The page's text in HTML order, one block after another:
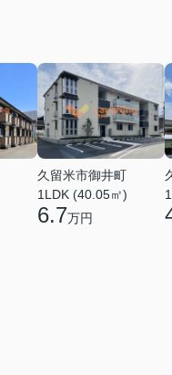
久留米市御井町
1LDK (40.05㎡)
6.7万円